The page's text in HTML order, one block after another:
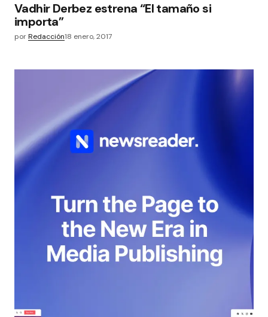
Vadhir Derbez estrena “El tamaño si
importa”
porRedacción18 enero, 2017